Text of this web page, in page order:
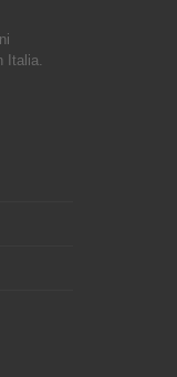
Italia.